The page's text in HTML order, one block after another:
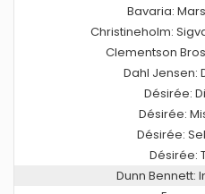
Bavaria:
Christineholm:
Clementson
Dahl Jensen:
Désirée:
Désirée:
Désirée:
Désirée:
Dunn Bennett: